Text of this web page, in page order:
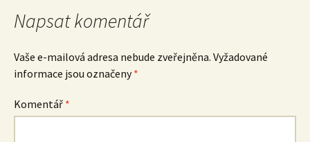
příspěvek
Napsat komentář
Vaše e-mailová adresa nebude zveřejněna. Vyžadované
informace jsou označeny*
Komentář *